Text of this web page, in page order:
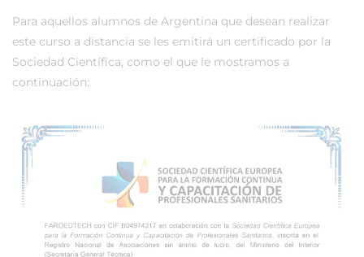
Para aquellos alumnos de Argentina que desean realizar
este curso a distancia se les emitirá un certificado por la
Sociedad Científica, como el que le mostramos a
continuación: